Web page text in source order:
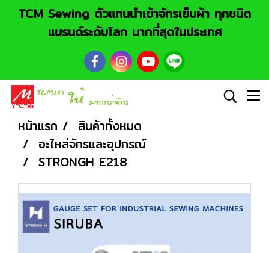
TCM Sewing ตัวแทนนำเข้าจักรเย็บผ้า ทุกชนิด
แบรนด์ระดับโลก มากที่สุดในประเทศ
หน้าแรก
สินค้าทั้งหมด
อะไหล่จักรและอุปกรณ์
STRONGH E218